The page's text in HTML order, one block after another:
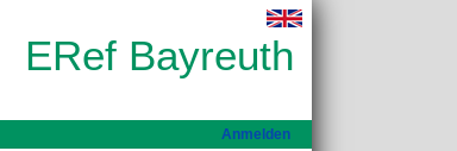
ERef Bayreuth
Anmelden